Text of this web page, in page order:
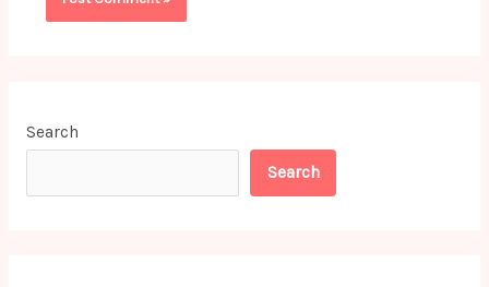
Search
Search